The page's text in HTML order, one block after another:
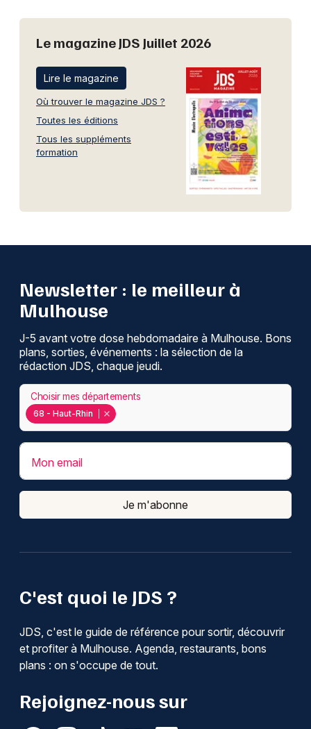
Le magazine JDS Juillet 2026
Lire le magazine
Où trouver le magazine JDS ?
Toutes les éditions
Tous les suppléments
formation
C'est quoi le JDS ?
JDS, c'est le guide de référence pour sortir, découvrir
et profiter à Mulhouse. Agenda, restaurants, bons
plans : on s'occupe de tout.
Rejoignez-nous sur
Newsletter : le meilleur à
Mulhouse
J-5 avant votre dose hebdomadaire à Mulhouse. Bons
plans, sorties, événements : la sélection de la
rédaction JDS, chaque jeudi.
68 - Haut-Rhin
Choisir mes départements
Mon email
Je m'abonne